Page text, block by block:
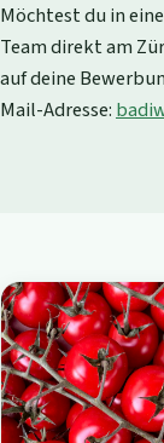
Möchtest du in
Team direkt am
auf deine
Mail-Adresse: